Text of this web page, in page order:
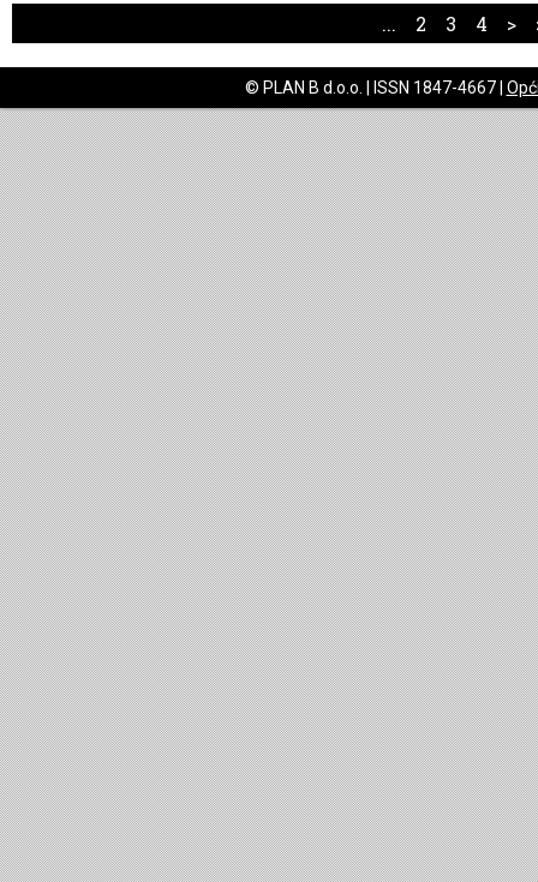
... 2 3 4 >
© PLAN B d.o.o. | ISSN 1847-4667 |